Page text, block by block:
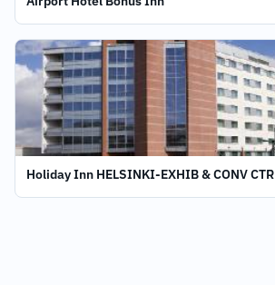
Holiday Inn HELSINKI-EXHIB & CONV CTR